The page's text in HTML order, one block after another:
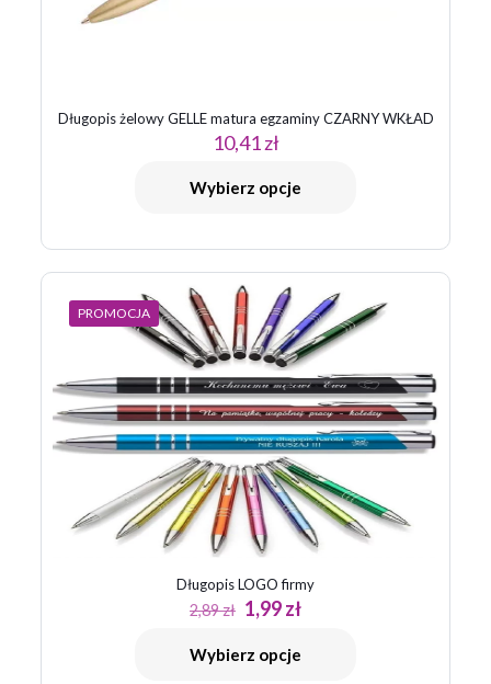
Długopis żelowy GELLE matura egzaminy CZARNY WKŁAD
10,41zł
Wybierz opcje
PROMOCJA
Długopis LOGO firmy
2,89zł Pierwotna
wynosiła:
2,89 zł.
1,99złAktualna
Wybierz opcje